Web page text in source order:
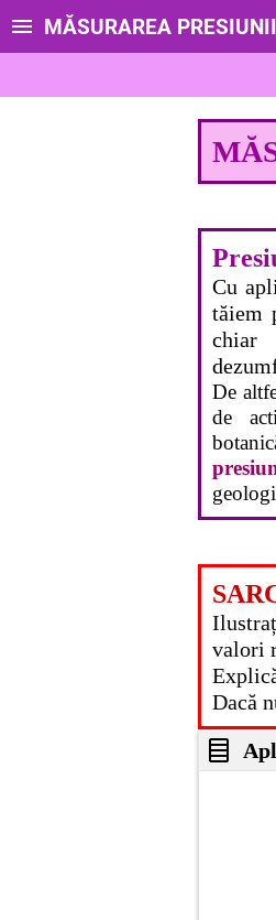
MĂSURAREA PRESIUNII
Cu
tăiem
chiar
De
de
valori
Dacă